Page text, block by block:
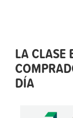
LA CLASE
DÍA